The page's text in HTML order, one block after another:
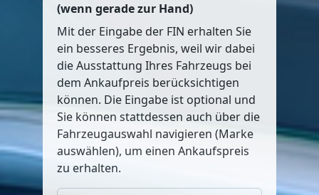
(wenn gerade zur Hand)
Mit der Eingabe der FIN erhalten Sie
ein besseres Ergebnis, weil wir dabei
die Ausstattung Ihres Fahrzeugs bei
dem Ankaufpreis berücksichtigen
können. Die Eingabe ist optional und
Sie können stattdessen auch über die
Fahrzeugauswahl navigieren (Marke
auswählen), um einen Ankaufspreis
zu erhalten.